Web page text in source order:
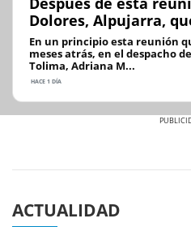
Dolores, Alpujarra,
En un principio esta reunión
meses atrás, en el despacho
Tolima, Adriana M...
HACE 1 DÍA
ACTUALIDAD